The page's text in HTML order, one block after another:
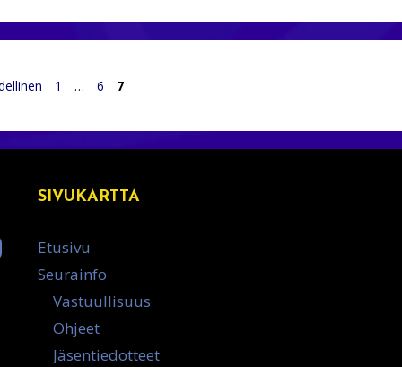
Sivu
1 … Sivu
6 Sivu
7
SIVUKARTTA
Etusivu
Seurainfo
Vastuullisuus
Ohjeet
Jäsentiedotteet